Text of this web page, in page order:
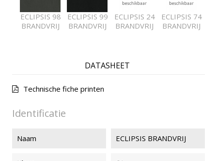
ECLIPSIS 98
BRANDVRIJ
ECLIPSIS 99
BRANDVRIJ
ECLIPSIS 24
BRANDVRIJ
ECLIPSIS 74
BRANDVRIJ
DATASHEET
Technische fiche printen
Identificatie
Naam ECLIPSIS BRANDVRIJ